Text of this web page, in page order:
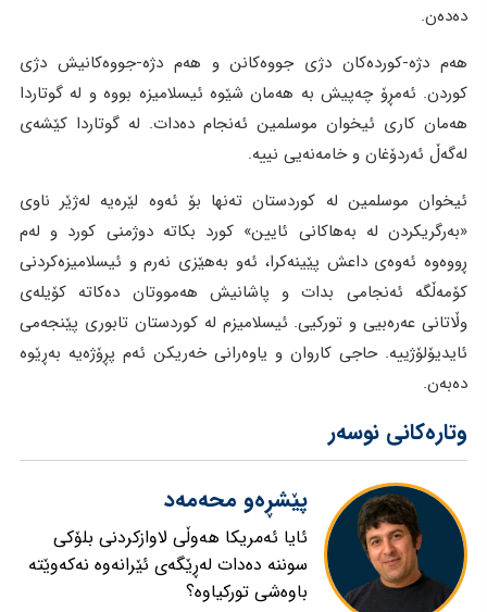
دەدەن.
هەم دژە-کوردەکان دژی جووەکانن و هەم دژە-جووەکانیش دژی
کوردن. ئەمڕۆ چەپیش بە هەمان شێوە ئیسلامیزە بووە و لە گوتاردا
هەمان کاری ئیخوان موسلمین ئەنجام دەدات. لە گوتاردا کێشەی
لەگەڵ ئەردۆغان و خامەنەیی نییە.
ئیخوان موسلمین لە کوردستان تەنها بۆ ئەوە لێرەیە لەژێر ناوی
«بەرگریکردن لە بەهاکانی ئایین» کورد بکاتە دوژمنی کورد و لەم
ڕووەوە ئەوەی داعش پێینەکرا، ئەو بەهێزی نەرم و ئیسلامیزەکردنی
کۆمەڵگە ئەنجامی بدات و پاشانیش هەمووتان دەکاتە کۆیلەی
وڵاتانی عەرەبیی و تورکیی. ئیسلامیزم لە کوردستان تابوری پێنجەمی
ئایدیۆلۆژییە. حاجی کاروان و یاوەرانی خەریکن ئەم پڕۆژەیە بەڕێوە
دەبەن.
وتارەکانی نوسەر
پێشڕەو محەمەد
ئایا ئەمریکا هەوڵی لاوازکردنی بلۆکی
سوننە دەدات لەڕێگەی ئێرانەوە نەکەوێتە
باوەشی تورکیاوە؟